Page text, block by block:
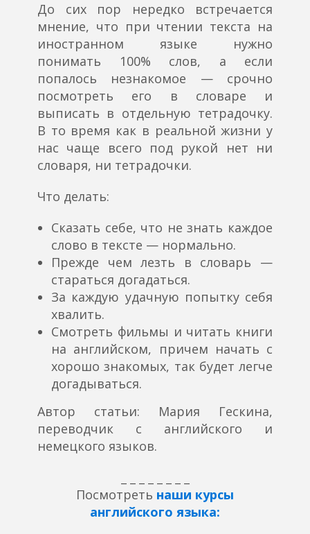
До сих пор нередко встречается
мнение, что при чтении текста на
иностранном языке нужно
понимать 100% слов, а если
попалось незнакомое — срочно
посмотреть его в словаре и
выписать в отдельную тетрадочку.
В то время как в реальной жизни у
нас чаще всего под рукой нет ни
словаря, ни тетрадочки.
Что делать:
Сказать себе, что не знать каждое
слово в тексте — нормально.
Прежде чем лезть в словарь —
стараться догадаться.
За каждую удачную попытку себя
хвалить.
Смотреть фильмы и читать книги
на английском, причем начать с
хорошо знакомых, так будет легче
догадываться.
Автор статьи: Мария Гескина,
переводчик с английского и
немецкого языков.
Посмотреть наши курсы
английского языка: